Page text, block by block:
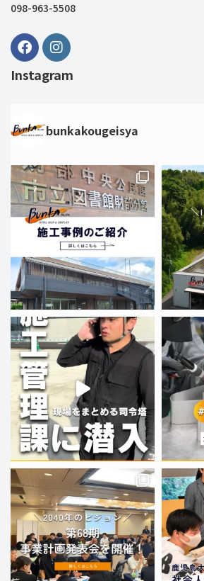
098-963-5508
Instagram
bunkakougeisya